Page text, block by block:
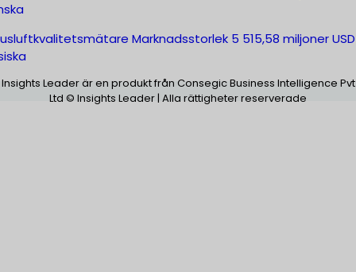
Marknadsstorlek 5 515,58 miljoner
Insights Leader är en produkt från Consegic Business Intelligence Pvt
Ltd © Insights Leader | Alla rättigheter reserverade